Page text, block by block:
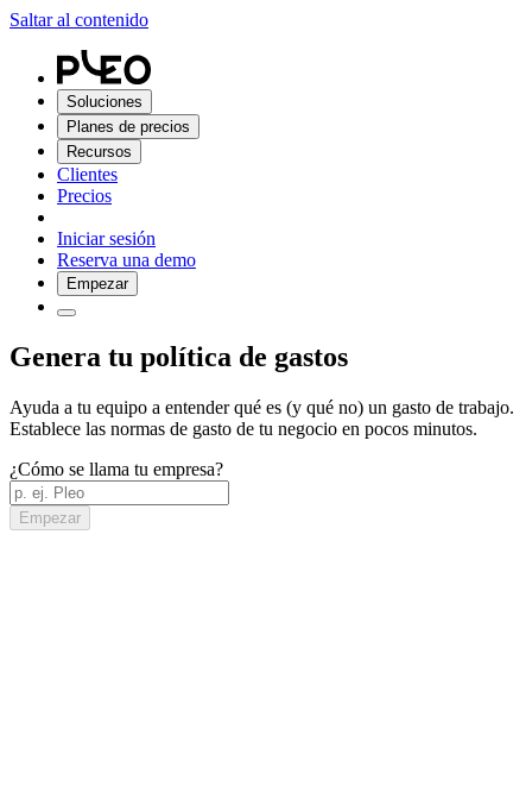
Saltar al contenido
Soluciones
Planes de precios
Recursos
Clientes
Precios
Iniciar sesión
Reserva una demo
Empezar
Genera tu política de gastos
Ayuda a tu equipo a entender qué es (y qué no) un gasto de trabajo.
Establece las normas de gasto de tu negocio en pocos minutos.
¿Cómo se llama tu empresa?
Empezar